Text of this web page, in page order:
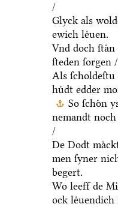
/
Glyck als
ewich leͤuen.
Vnd doch
ſteden ſorgen /
Als ſcholdeſtu
huͤdt edder
So ſchoͤn
nemandt
/
De Dodt
men ſyner
begert.
Wo leeff de
ock leͤuendich